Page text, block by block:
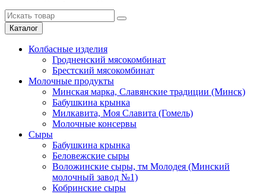
Каталог
Колбасные изделия
Гродненский мясокомбинат
Брестский мясокомбинат
Молочные продукты
Минская марка, Славянские традиции (Минск)
Бабушкина крынка
Милкавита, Моя Славита (Гомель)
Молочные консервы
Сыры
Бабушкина крынка
Беловежские сыры
Воложинские сыры, тм Молодея (Минский
молочный завод №1)
Кобринские сыры